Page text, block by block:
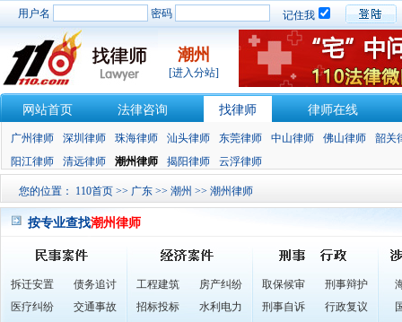
用户名 密码 记住我
潮州
[进入分站]
网站首页 法律咨询 找律师 律师在线
广州律师 深圳律师 珠海律师 汕头律师 东莞律师 中山律师 佛山律师
韶关
阳江律师
清远律师 潮州律师 揭阳律师 云浮律师
您的位置： 110首页 >> 广东 >> 潮州 >> 潮州律师
按专业查找潮州律师
拆迁安置
债务追讨
医疗纠纷
交通事故
工程建筑
房产纠纷
招标投标
水利电力
取保候审
刑事辩护
刑事自诉
行政复议